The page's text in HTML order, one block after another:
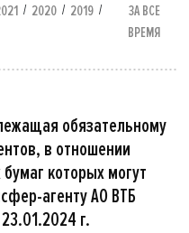
/ 2020 / 2019 /
ЗА ВСЕ
ВРЕМЯ
обязательному
в отношении
которых могут
агенту АО ВТБ
г.